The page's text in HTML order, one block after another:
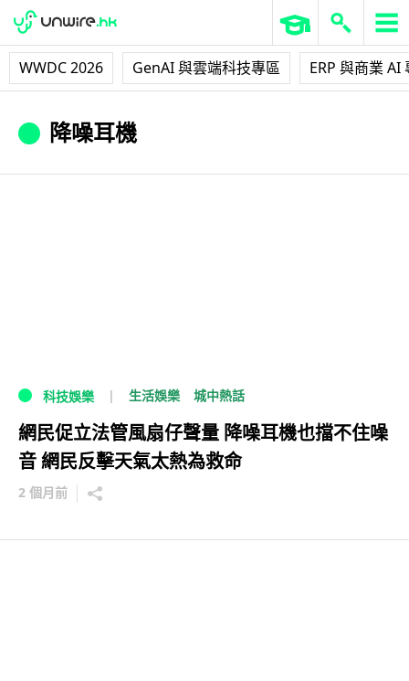
WWDC 2026 GenAI 與雲端科技專區 ERP 與商業 AI
降噪耳機
科技娛樂 生活娛樂 城中熱話
網民促立法管風扇仔聲量 降噪耳機也擋不住噪
音 網民反擊天氣太熱為救命
2 個月前